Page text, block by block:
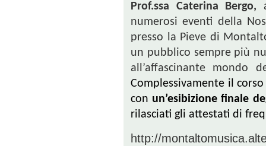
Prof.ssa Caterina Bergo,
numerosi eventi della
presso la Pieve di
un pubblico sempre più
all’affascinante mondo
Complessivamente il
con un’esibizione finale
rilasciati gli attestati di
http://